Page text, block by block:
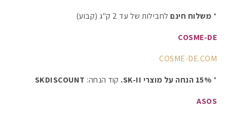
* משלוח חינם לחבילות של עד 2 ק"ג (קבוע)
COSME-DE
COSME-DE.COM
* 15% הנחה על מוצרי SK-II. קוד הנחה:
ASOS